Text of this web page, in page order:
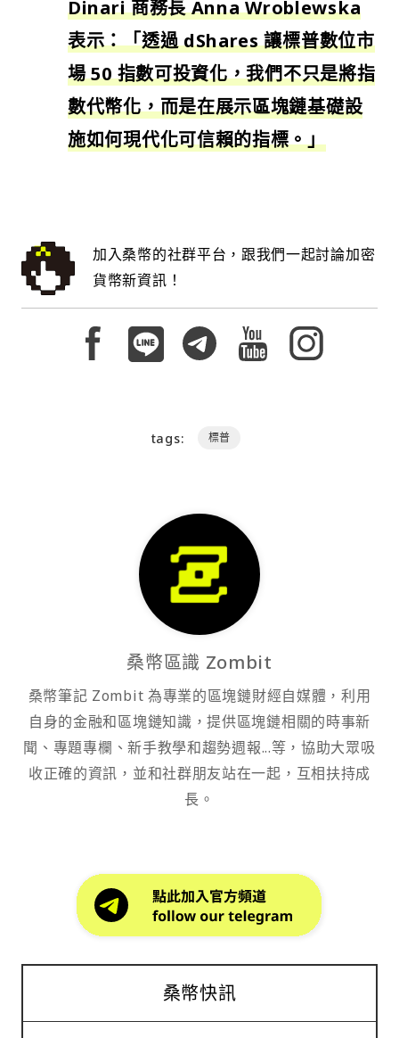
Dinari 商務長 Anna Wroblewska
表示：「透過 dShares 讓標普數位市
場 50 指數可投資化，我們不只是將指
數代幣化，而是在展示區塊鏈基礎設
施如何現代化可信賴的指標。」
加入桑幣的社群平台，跟我們一起討論加密
貨幣新資訊！
tags: 標普
桑幣區識 Zombit
桑幣筆記 Zombit 為專業的區塊鏈財經自媒體，利用
自身的金融和區塊鏈知識，提供區塊鏈相關的時事新
聞、專題專欄、新手教學和趨勢週報...等，協助大眾吸
收正確的資訊，並和社群朋友站在一起，互相扶持成
長。
桑幣快訊